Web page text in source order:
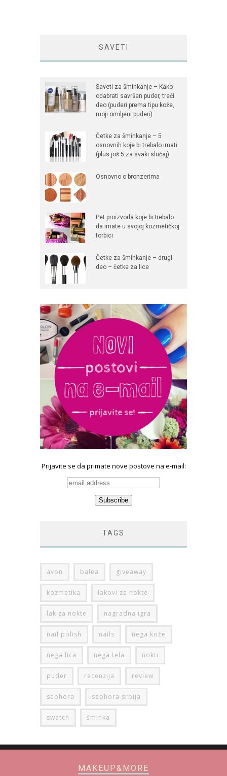
SAVETI
Saveti za šminkanje – Kako
odabrati savršen puder, treći
deo (puderi prema tipu kože,
moji omiljeni puderi)
Četke za šminkanje – 5
osnovnih koje bi trebalo imati
(plus još 5 za svaki slučaj)
Osnovno o bronzerima
Pet proizvoda koje bi trebalo
da imate u svojoj kozmetičkoj
torbici
Četke za šminkanje – drugi
deo – četke za lice
Prijavite se da primate nove postove na e-mail:
TAGS
avon balea giveaway
kozmetika lakovi za nokte
lak za nokte nagradna igra
nail polish nails nega kože
nega lica nega tela nokti
puder recenzija review
sephora sephora srbija
swatch šminka
MAKEUP&MORE